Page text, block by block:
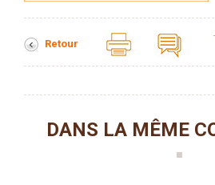
Retour
DANS LA MÊME